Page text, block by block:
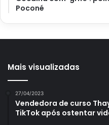
obter por meio das nossas
Borra de café
Poconé
Mais visualizadas
27/04/2023
Vendedora de curso
TikTok após ostentar